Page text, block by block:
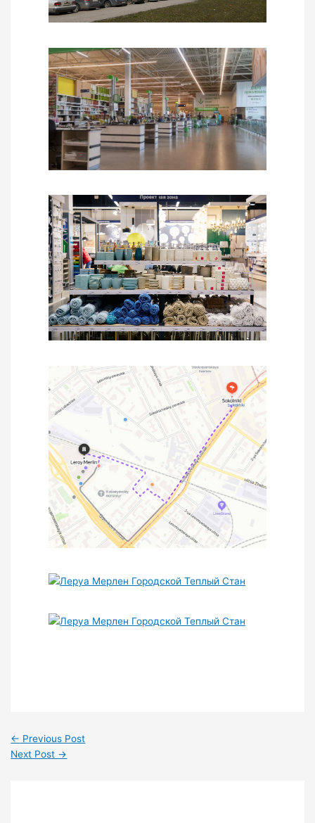
← Previous Post
Next Post →